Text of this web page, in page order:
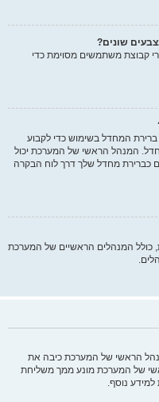
שונים?
קבוצת משתמשים מסוימת כדי
המחדל בשימוש כדי לקבוע
המנהל הראשי של המערכת יכול
מחדל שלך דרך לוח הבקרה
המנהלים הראשיים של המערכת
הראשי של המערכת כיבה את
של המערכת מונע ממך משליחת
נוסף.